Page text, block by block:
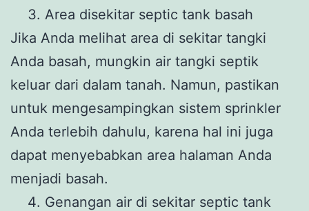
Area disekitar septic tank basah
Jika Anda melihat area di sekitar tangki
Anda basah, mungkin air tangki septik
keluar dari dalam tanah. Namun, pastikan
untuk mengesampingkan sistem sprinkler
Anda terlebih dahulu, karena hal ini juga
dapat menyebabkan area halaman Anda
menjadi basah.
Genangan air di sekitar septic tank